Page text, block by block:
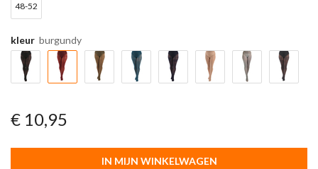
48-52
kleur burgundy
€ 10,95
IN MIJN WINKELWAGEN